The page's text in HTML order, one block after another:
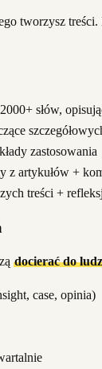
tworzysz
słów,
zastosowania
artykułów +
treści +
docierać do
case, opinia)